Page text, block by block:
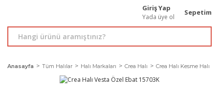
Giriş Yap
Yada üye ol
Sepetim
Anasayfa Tüm Halılar Halı Markaları Crea Halı Crea Halı Kesme Halı